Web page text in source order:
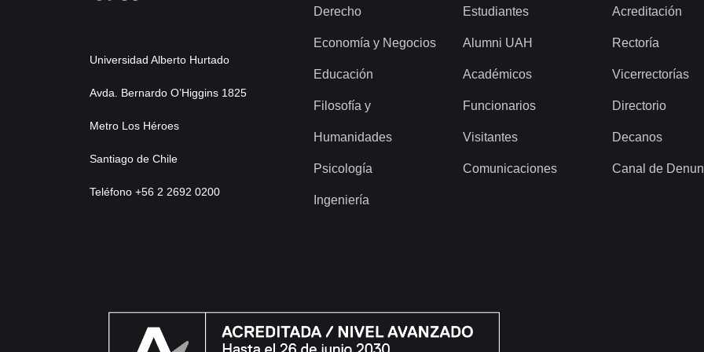
Universidad Alberto Hurtado
Avda. Bernardo O’Higgins 1825
Metro Los Héroes
Santiago de Chile
Teléfono +56 2 2692 0200
Derecho
Economía y Negocios
Educación
Filosofía y
Humanidades
Psicología
Ingeniería
Estudiantes
Alumni UAH
Académicos
Funcionarios
Visitantes
Comunicaciones
Acreditación
Rectoría
Vicerrectorías
Directorio
Decanos
Canal de